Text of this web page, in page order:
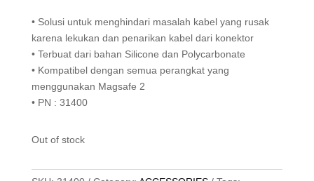
• Solusi untuk menghindari masalah kabel yang rusak
karena lekukan dan penarikan kabel dari konektor
• Terbuat dari bahan Silicone dan Polycarbonate
• Kompatibel dengan semua perangkat yang
menggunakan Magsafe 2
• PN : 31400
Out of stock